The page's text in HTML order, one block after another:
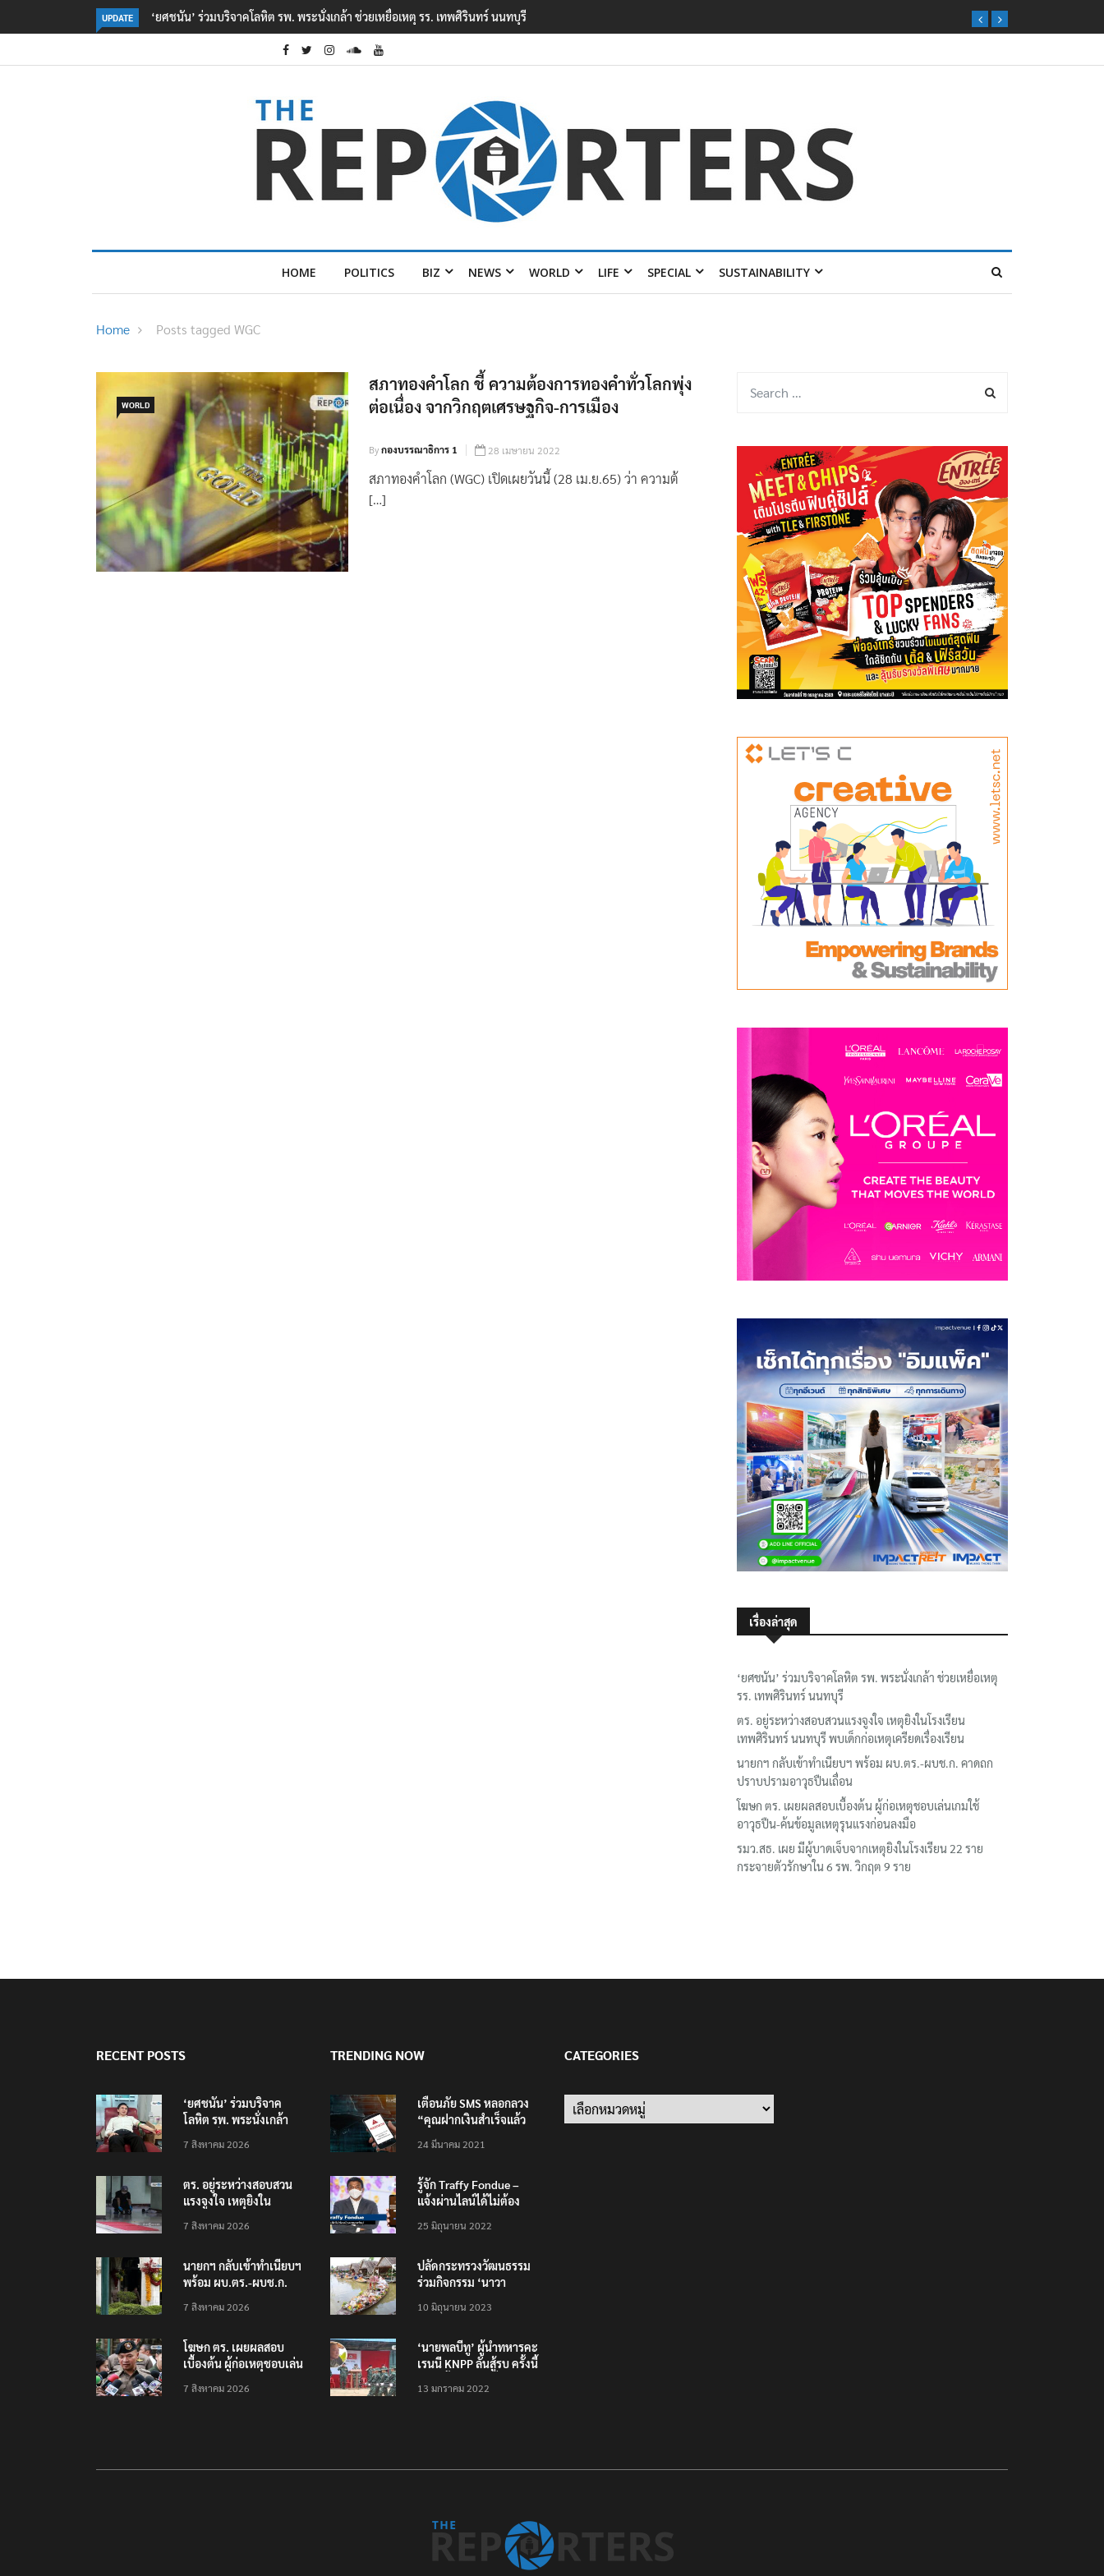
UPDATE
เกล้า ช่วยเหยื่อเหตุ รร. เทพศิรินทร์ นนทบุรีตร. อยู่ระหว่างสอบสวนแรงจูงใจ เหตุยิงในโรงเรียนเทพศิรินทร์ นนทบุรี พบเด็กก่อ
เหตุเครียดเรื่องเรียน
HOME POLITICS BIZ NEWS WORLD LIFE SPECIAL SUSTAINABILITY
Home Posts tagged WGC
WORLD
สภาทองคำโลก ชี้ ความต้องการทองคำทั่วโลกพุ่ง
ต่อเนื่อง จากวิกฤตเศรษฐกิจ-การเมือง
Byกองบรรณาธิการ 1 28 เมษายน 2022
สภาทองคำโลก (WGC) เปิดเผยวันนี้ (28 เม.ย.65) ว่า ความต้
[…]
เรื่องล่าสุด
‘ยศชนัน’ ร่วมบริจาคโลหิต รพ. พระนั่งเกล้า ช่วยเหยื่อเหตุ
รร. เทพศิรินทร์ นนทบุรี
ตร. อยู่ระหว่างสอบสวนแรงจูงใจ เหตุยิงในโรงเรียน
เทพศิรินทร์ นนทบุรี พบเด็กก่อเหตุเครียดเรื่องเรียน
นายกฯ กลับเข้าทำเนียบฯ พร้อม ผบ.ตร.-ผบช.ก. คาดถก
ปราบปรามอาวุธปืนเถื่อน
โฆษก ตร. เผยผลสอบเบื้องต้น ผู้ก่อเหตุชอบเล่นเกมใช้
อาวุธปืน-ค้นข้อมูลเหตุรุนแรงก่อนลงมือ
รมว.สธ. เผย มีผู้บาดเจ็บจากเหตุยิงในโรงเรียน 22 ราย
กระจายตัวรักษาใน 6 รพ. วิกฤต 9 ราย
RECENT POSTS
‘ยศชนัน’ ร่วมบริจาค
โลหิต รพ. พระนั่งเกล้า
เทพศิรินทร์ นนทบุรี
7 สิงหาคม 2026
ตร. อยู่ระหว่างสอบสวน
แรงจูงใจ เหตุยิงใน
นนทบุรี พบเด็กก่อเหตุ
7 สิงหาคม 2026
นายกฯ กลับเข้าทำเนียบฯ
พร้อม ผบ.ตร.-ผบช.ก.
ปืนเถื่อน
7 สิงหาคม 2026
โฆษก ตร. เผยผลสอบ
เบื้องต้น ผู้ก่อเหตุชอบเล่น
เหตุรุนแรงก่อนลงมือ
7 สิงหาคม 2026
TRENDING NOW
เตือนภัย SMS หลอกลวง
“คุณฝากเงินสำเร็จแล้ว
200,000 บาท”
24 มีนาคม 2021
รู้จัก Traffy Fondue –
แจ้งผ่านไลน์ได้ไม่ต้อง
ทั่วไทย ไม่ใช่แค่ในกรุง
25 มิถุนายน 2022
ปลัดกระทรวงวัฒนธรรม
ร่วมกิจกรรม ‘นาวา
ตักบาตรทางน้ำ
10 มิถุนายน 2023
‘นายพลบีทู’ ผู้นำทหารคะ
เรนนี KNPP ลั่นสู้รบ ครั้งนี้
ประชาชนต้องชนะ
13 มกราคม 2022
CATEGORIES
Categories